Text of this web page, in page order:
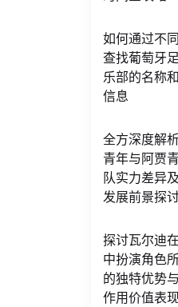
如何通过不
查找葡萄牙
乐部的名称
信息
全方深度解
青年与阿贾
队实力差异
发展前景探
探讨瓦尔迪
中扮演角色
的独特优势
作用价值表